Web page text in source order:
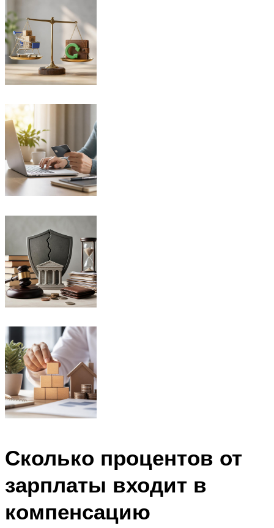
Сколько процентов от
зарплаты входит в
компенсацию